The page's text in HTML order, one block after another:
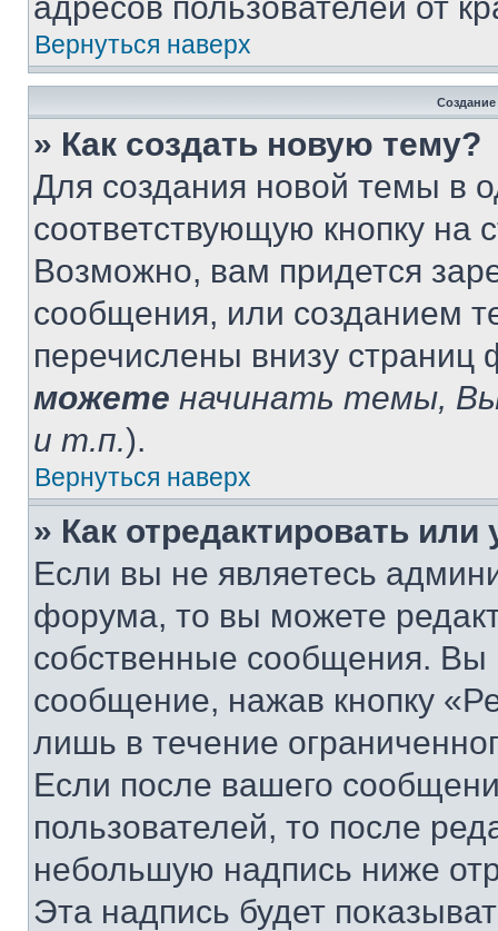
Вернуться наверх
» Как создать новую тему?
Для создания новой темы в
соответствующую кнопку
Возможно, вам придется
сообщения, или созданием
перечислены внизу
можете начинать темы,
и т.п.).
Вернуться наверх
» Как отредактировать
Если вы не являетесь
форума, то вы можете
собственные сообщения. Вы
сообщение, нажав кнопку
лишь в течение
Если после вашего
пользователей, то после
небольшую надпись ниже
Эта надпись будет